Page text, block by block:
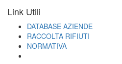
Link Utili
DATABASE AZIENDE
RACCOLTA RIFIUTI
NORMATIVA